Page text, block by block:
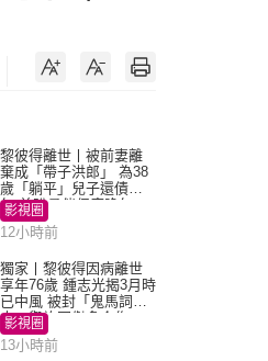
黎彼得離世丨被前妻離
棄成「帶子洪郎」 為38
歲「躺平」兒子還債多
年 曾盼尋伴侶度晚年
影視圈
12小時前
獨家丨黎彼得因病離世
享年76歲 鍾志光揭3月時
已中風 被封「鬼馬詞
人」與許冠傑多合作
影視圈
13小時前